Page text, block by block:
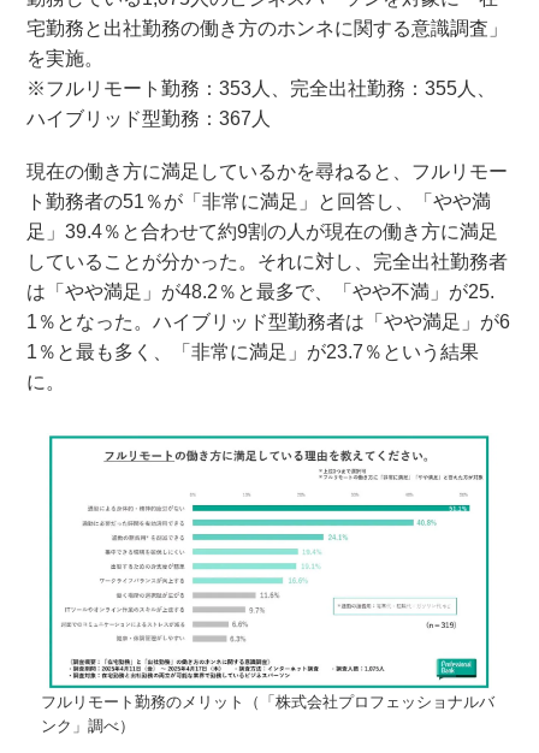
宅勤務と出社勤務の働き方のホンネに関する意識調査」
を実施。
※フルリモート勤務：353人、完全出社勤務：355人、
ハイブリッド型勤務：367人
現在の働き方に満足しているかを尋ねると、フルリモー
ト勤務者の51％が「非常に満足」と回答し、「やや満
足」39.4％と合わせて約9割の人が現在の働き方に満足
していることが分かった。それに対し、完全出社勤務者
は「やや満足」が48.2％と最多で、「やや不満」が25.
1％となった。ハイブリッド型勤務者は「やや満足」が6
1％と最も多く、「非常に満足」が23.7％という結果
に。
フルリモート勤務のメリット（「株式会社プロフェッショナルバ
ンク」調べ）